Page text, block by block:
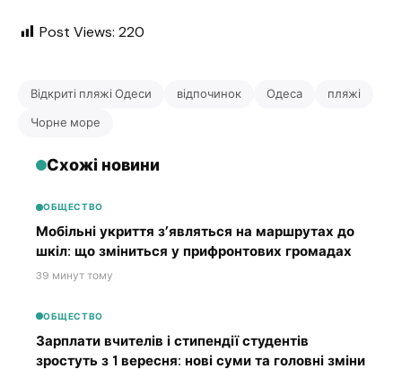
Post Views: 220
Відкриті пляжі Одеси відпочинок Одеса
пляжі
Чорне море
Схожі новини
ОБЩЕСТВО
Мобільні укриття з’являться на маршрутах до
шкіл: що зміниться у прифронтових громадах
39 минут тому
ОБЩЕСТВО
Зарплати вчителів і стипендії студентів
зростуть з 1 вересня: нові суми та головні зміни